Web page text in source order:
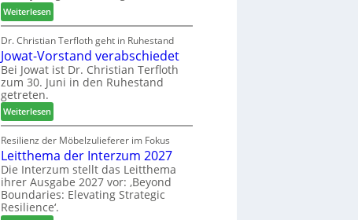
o
d
u
k
t
s
u
c
h
e
t
N
a
c
h
b
s
s
e
r
u
n
g
e
Weiterlesen:
V
e
r
s
a
m
l
u
n
g
:
N
e
Dr. Christian Terfloth geht in Ruhestand
Jowat-Vorstand verabschiedet
Bei Jowat ist Dr. Christian Terfloth
zum 30. Juni in den Ruhestand
getreten.
Weiterlesen:
J
o
w
a
t
-
V
Resilienz der Möbelzulieferer im Fokus
Leitthema der Interzum 2027
Die Interzum stellt das Leitthema
ihrer Ausgabe 2027 vor: ‚Beyond
Boundaries: Elevating Strategic
Resilience‘.